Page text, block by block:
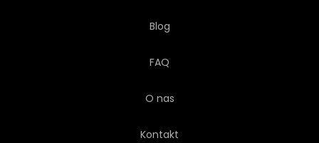
Blog
FAQ
O nas
Kontakt